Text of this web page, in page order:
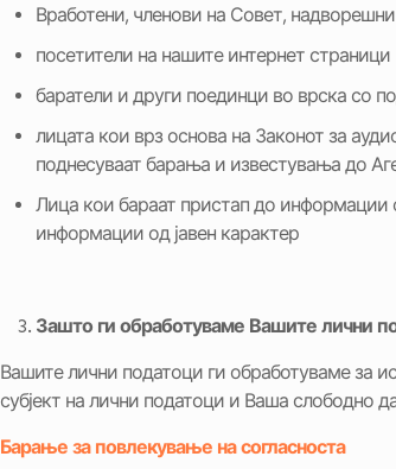
Вработени, членови на Совет,
посетители на нашите интернет страници
баратели и други поединци во врска со
лицата кои врз основа на Законот за
поднесуваат барања и известувања до
Лица кои бараат пристап до информации
информации од јавен карактер
Зашто ги обработуваме Вашите лични
Вашите лични податоци ги обработуваме за
субјект на лични податоци и Ваша слободно
Барање за повлекување на согласноста